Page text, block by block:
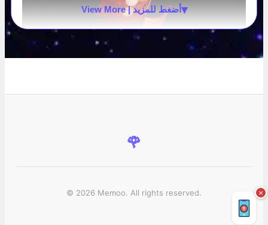
View More | أضغط للمزيد▾
🌹
© 2026 Memoo. All rights reserved. ×